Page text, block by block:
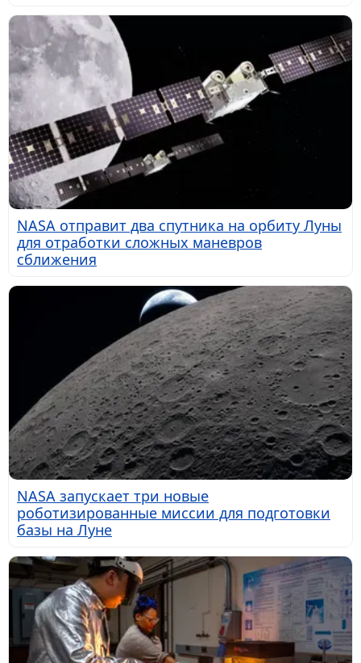
NASA отправит два спутника на орбиту Луны
для отработки сложных маневров
сближения
NASA запускает три новые
роботизированные миссии для подготовки
базы на Луне